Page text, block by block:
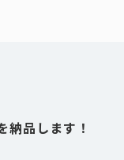
納品します！